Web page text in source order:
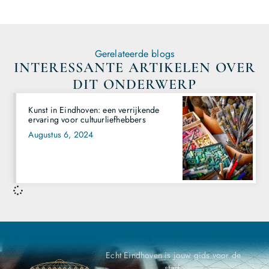
Gerelateerde blogs
INTERESSANTE ARTIKELEN OVER
DIT ONDERWERP
Kunst in Eindhoven: een verrijkende
ervaring voor cultuurliefhebbers
Augustus 6, 2024
Echt Eindhoven is jouw gids voor de